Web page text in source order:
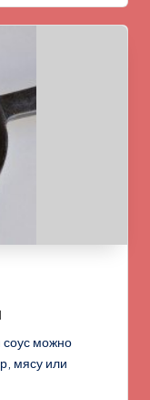
соус можно
мясу или